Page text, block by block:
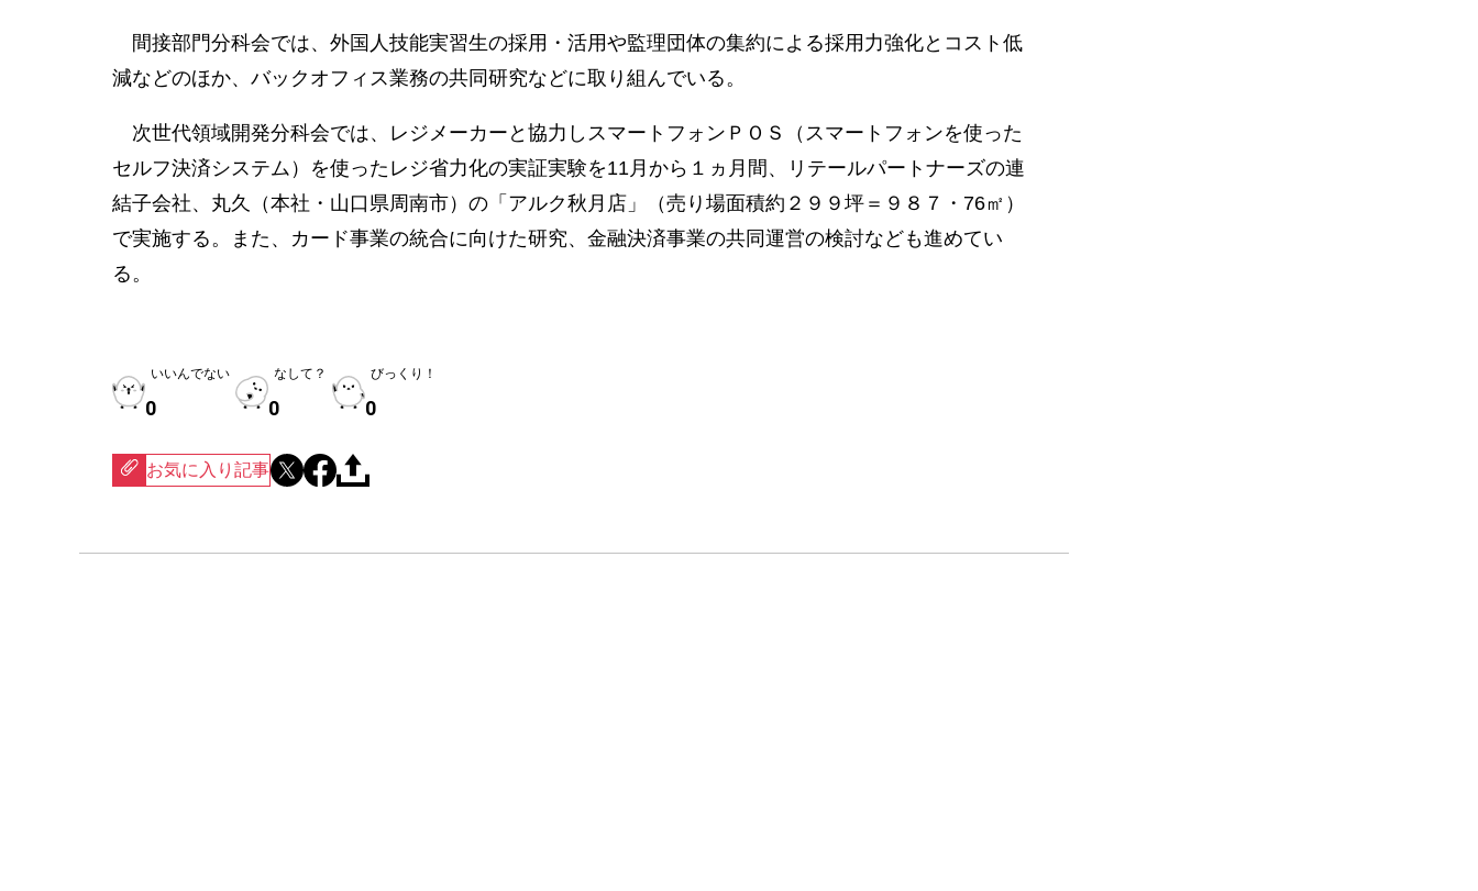
間接部門分科会では、外国人技能実習生の採用・活用や監理団体の集約による採用力強化とコスト低
減などのほか、バックオフィス業務の共同研究などに取り組んでいる。
次世代領域開発分科会では、レジメーカーと協力しスマートフォンＰＯＳ（スマートフォンを使った
セルフ決済システム）を使ったレジ省力化の実証実験を11月から１ヵ月間、リテールパートナーズの連
結子会社、丸久（本社・山口県周南市）の「アルク秋月店」（売り場面積約２９９坪＝９８７・76㎡）
で実施する。また、カード事業の統合に向けた研究、金融決済事業の共同運営の検討なども進めてい
る。
いいんでない
0
なして？
0
びっくり！
0
お気に入り記事